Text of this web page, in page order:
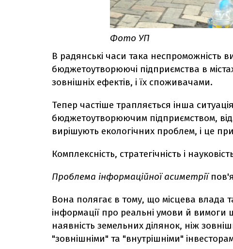
Фото УП
В радянські часи така неспроможність
бюджетоутворюючі підприємства в
зовнішніх ефектів, і їх споживачами.
Тепер частіше трапляється інша
бюджетоутворюючим підприємством,
вирішують екологічних проблем, і це
Комплексність, стратегічність і
Проблема інформаційної асиметрії
Вона полягає в тому, що місцева влада
інформації про реальні умови й
наявність земельних ділянок, ніж
"зовнішніми" та "внутрішніми"